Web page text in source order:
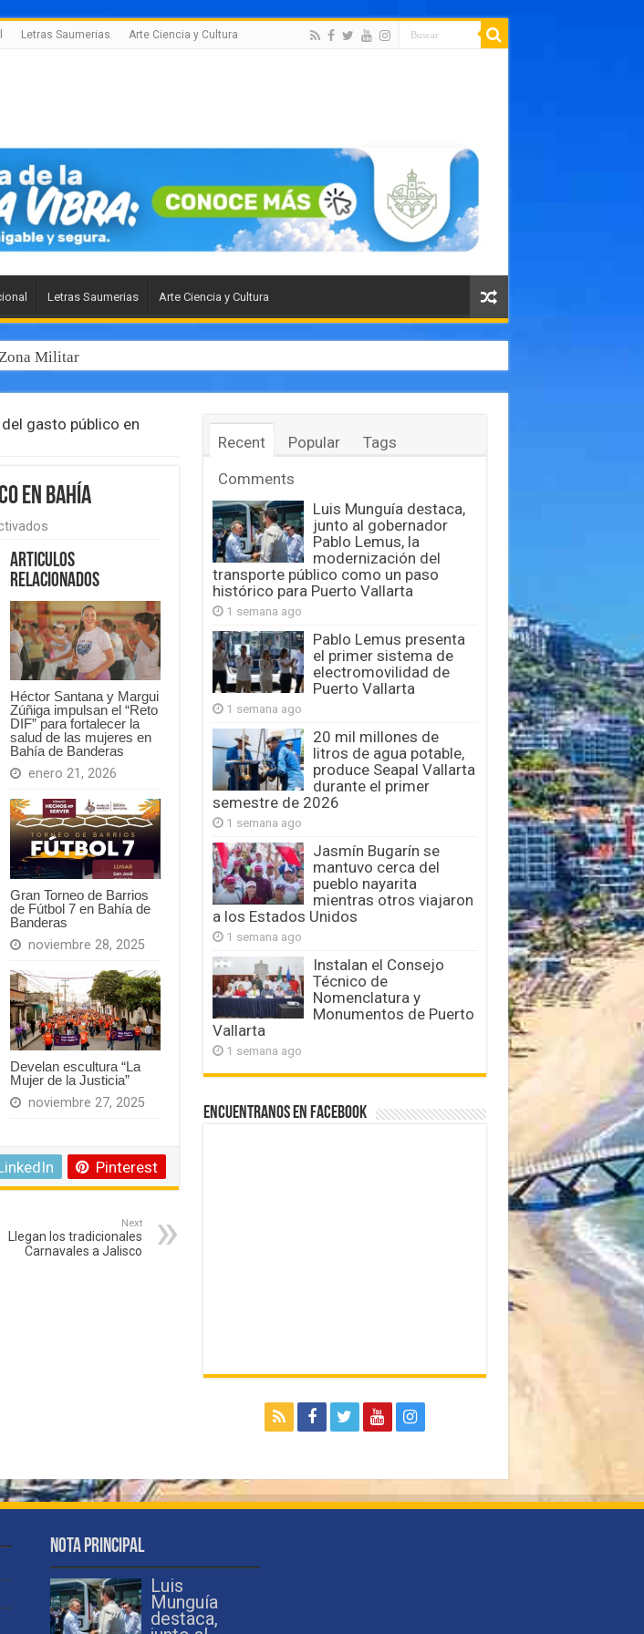
Letras Saumerias Arte Ciencia y Cultura
Letras Saumerias Arte Ciencia y Cultura
Militar
gasto público en
en Bahía
en
transparencia
y
control
del
gasto
público
en
Bahía
Articulos
Relacionados
Héctor Santana y Margui
Zúñiga impulsan el “Reto
DIF” para fortalecer la
salud de las mujeres en
Bahía de Banderas
enero 21, 2026
Gran Torneo de Barrios
de Fútbol 7 en Bahía de
Banderas
noviembre 28, 2025
Develan escultura “La
Mujer de la Justicia”
noviembre 27, 2025
Pinterest
Next
Llegan los tradicionales
Carnavales a Jalisco
Recent Popular
Tags
Comments
Luis Munguía destaca,
junto al gobernador
Pablo Lemus, la
modernización del
transporte público como un paso
histórico para Puerto Vallarta
1 semana ago
Pablo Lemus presenta
el primer sistema de
electromovilidad de
Puerto Vallarta
1 semana ago
20 mil millones de
litros de agua potable,
produce Seapal Vallarta
durante el primer
semestre de 2026
1 semana ago
Jasmín Bugarín se
mantuvo cerca del
pueblo nayarita
mientras otros viajaron
a los Estados Unidos
1 semana ago
Instalan el Consejo
Técnico de
Nomenclatura y
Monumentos de Puerto
Vallarta
1 semana ago
Encuentranos en Facebook
Nota Principal
Luis
Munguía
destaca,